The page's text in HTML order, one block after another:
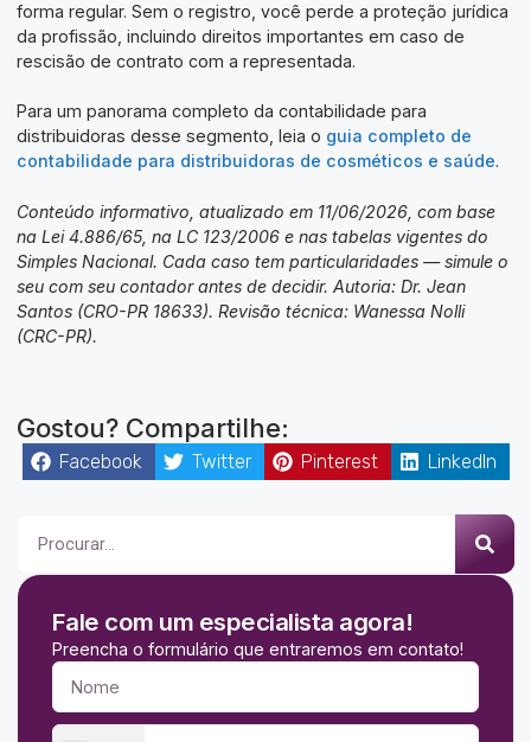
forma regular. Sem o registro, você perde a proteção jurídica
da profissão, incluindo direitos importantes em caso de
rescisão de contrato com a representada.
Para um panorama completo da contabilidade para
distribuidoras desse segmento, leia o guia completo de
contabilidade para distribuidoras de cosméticos e saúde.
Conteúdo informativo, atualizado em 11/06/2026, com base
na Lei 4.886/65, na LC 123/2006 e nas tabelas vigentes do
Simples Nacional. Cada caso tem particularidades — simule o
seu com seu contador antes de decidir. Autoria: Dr. Jean
Santos (CRO-PR 18633). Revisão técnica: Wanessa Nolli
(CRC-PR).
Gostou? Compartilhe:
Facebook Twitter Pinterest LinkedIn
Fale com um especialista agora!
Preencha o formulário que entraremos em contato!